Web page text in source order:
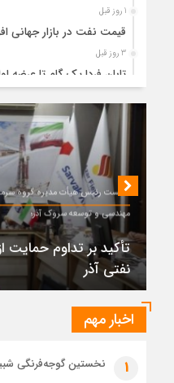
1 روز قبل
قیمت نفت در بازار جهانی
3 روز قبل
تابان فردا یک گام تا عرضه
درج شد
«تابان»، نماد گروه
نشست
بررسی MG ZS هیبرید و جایگاه آن در بازار خودروهای وارداتی
6 روز قبل
نقشه راه هفتمین نمایشگاه
مسکن، شهرسازی و
6 روز قبل
برگزاری دهمین نمایشگاه
جهانی حمل‌ونقل پایدار
6 روز قبل
نشست رئیس هیأت مدیره گروه
مهندسی و توسعه سروک آذر؛
تأکید بر تداوم حمایت
نفتی آذر
اخبار مهم
1 نخستین گوجه‌فرنگی